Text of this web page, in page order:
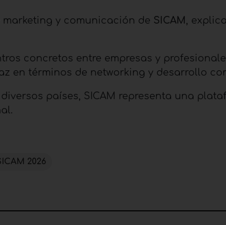
marketing y comunicación de SICAM ,
concretos entre empresas y
en términos de networking y desarrollo
países, SICAM representa una
2026